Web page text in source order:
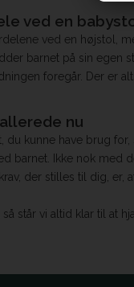
ved en
ved en højstol,
barnet på sin egen
foregår. Der er
nu
du kunne have brug
barnet. Ikke nok med
der stilles til dig,
står vi altid klar til at